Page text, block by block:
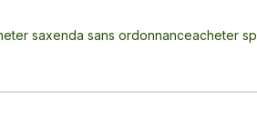
saxenda sans ordonnanceacheter